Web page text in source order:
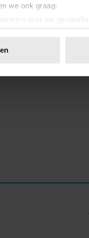
we ook graag:
over uw
door het
wijzigen of